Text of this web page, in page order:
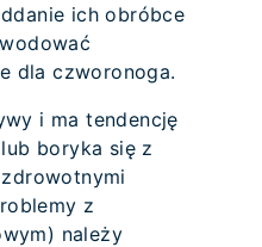
ich obróbce
dla czworonoga.
i ma tendencję
boryka się z
z
należy